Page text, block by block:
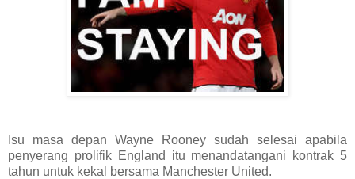
Isu masa depan Wayne Rooney sudah selesai apabila
penyerang prolifik England itu menandatangani kontrak 5
tahun untuk kekal bersama Manchester United.